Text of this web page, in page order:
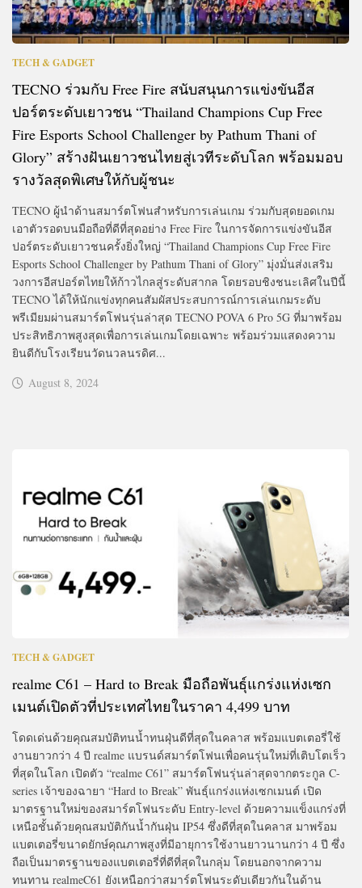
TECH & GADGET
TECNO ร่วมกับ Free Fire สนับสนุนการแข่งขันอีส
ปอร์ตระดับเยาวชน “Thailand Champions Cup Free
Fire Esports School Challenger by Pathum Thani of
Glory” สร้างฝันเยาวชนไทยสู่เวทีระดับโลก พร้อมมอบ
รางวัลสุดพิเศษให้กับผู้ชนะ
TECNO ผู้นำด้านสมาร์ตโฟนสำหรับการเล่นเกม ร่วมกับสุดยอดเกม
เอาตัวรอดบนมือถือที่ดีที่สุดอย่าง Free Fire ในการจัดการแข่งขันอีส
ปอร์ตระดับเยาวชนครั้งยิ่งใหญ่ “Thailand Champions Cup Free Fire
Esports School Challenger by Pathum Thani of Glory” มุ่งมั่นส่งเสริม
วงการอีสปอร์ตไทยให้ก้าวไกลสู่ระดับสากล โดยรอบชิงชนะเลิศในปีนี้
TECNO ได้ให้นักแข่งทุกคนสัมผัสประสบการณ์การเล่นเกมระดับ
พรีเมียมผ่านสมาร์ตโฟนรุ่นล่าสุด TECNO POVA 6 Pro 5G ที่มาพร้อม
ประสิทธิภาพสูงสุดเพื่อการเล่นเกมโดยเฉพาะ พร้อมร่วมแสดงความ
ยินดีกับโรงเรียนวัดนวลนรดิศ...
August 8, 2024
TECH & GADGET
realme C61 – Hard to Break มือถือพันธุ์แกร่งแห่งเซก
เมนต์เปิดตัวที่ประเทศไทยในราคา 4,499 บาท
โดดเด่นด้วยคุณสมบัติทนน้ำทนฝุ่นดีที่สุดในคลาส พร้อมแบตเตอรี่ใช้
งานยาวกว่า 4 ปี realme แบรนด์สมาร์ตโฟนเพื่อคนรุ่นใหม่ที่เติบโตเร็ว
ที่สุดในโลก เปิดตัว “realme C61” สมาร์ตโฟนรุ่นล่าสุดจากตระกูล C-
series เจ้าของฉายา “Hard to Break” พันธุ์แกร่งแห่งเซกเมนต์ เปิด
มาตรฐานใหม่ของสมาร์ตโฟนระดับ Entry-level ด้วยความแข็งแกร่งที่
เหนือชั้นด้วยคุณสมบัติกันน้ำกันฝุ่น IP54 ซึ่งดีที่สุดในคลาส มาพร้อม
แบตเตอรี่ขนาดยักษ์คุณภาพสูงที่มีอายุการใช้งานยาวนานกว่า 4 ปี ซึ่ง
ถือเป็นมาตรฐานของแบตเตอรี่ที่ดีที่สุดในกลุ่ม โดยนอกจากความ
ทนทาน realmeC61 ยังเหนือกว่าสมาร์ตโฟนระดับเดียวกันในด้าน